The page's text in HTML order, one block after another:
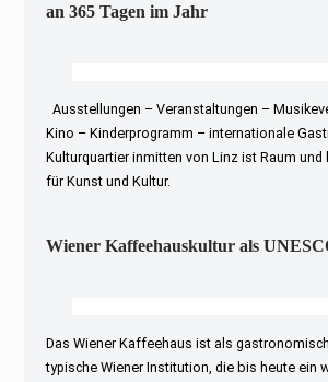
an 365 Tagen im Jahr
Ausstellungen – Veranstaltungen –
Kino – Kinderprogramm – internationale
Kulturquartier inmitten von Linz ist Raum und
für Kunst und Kultur.
Wiener Kaffeehauskultur als
Das Wiener Kaffeehaus ist als
typische Wiener Institution, die bis heute ein